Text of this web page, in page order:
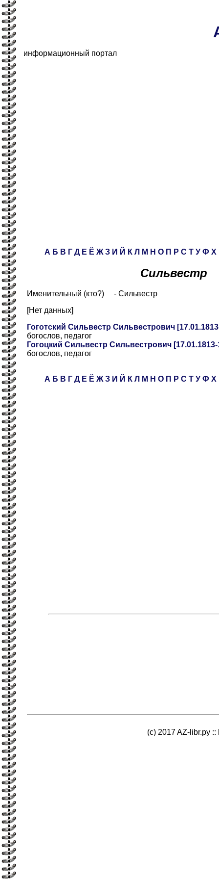
информационный портал
А Б В Г Д Е Ё Ж З И Й К Л М Н О П Р С Т У Ф Х
Сильвестр
Именительный (кто?) - Сильвестр
[Нет данных]
Гоготский Сильвестр Сильвестрович
богослов, педагог
Гогоцкий Сильвестр Сильвестрович [17.01.1813-
богослов, педагог
А Б В Г Д Е Ё Ж З И Й К Л М Н О П Р С Т У Ф Х
(c) 2017 AZ-libr.ру ::